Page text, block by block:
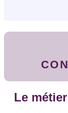
Le métier